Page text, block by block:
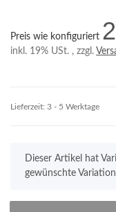
Preis wie konfiguriert
inkl. 19% USt. , zzgl.
Lieferzeit: 3 - 5 Werktage
xDieser Artikel hat
gewünschte